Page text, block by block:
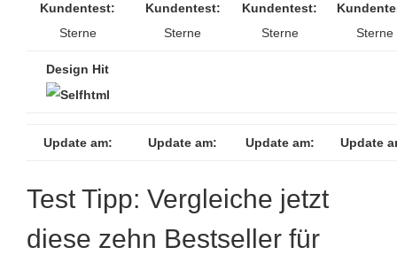
Kundentest:
Sterne
Kundentest:
Sterne
Kundentest:
Sterne
Sterne
Design Hit
Update am: Update am: Update am: Update
Test Tipp: Vergleiche jetzt
diese zehn Bestseller für